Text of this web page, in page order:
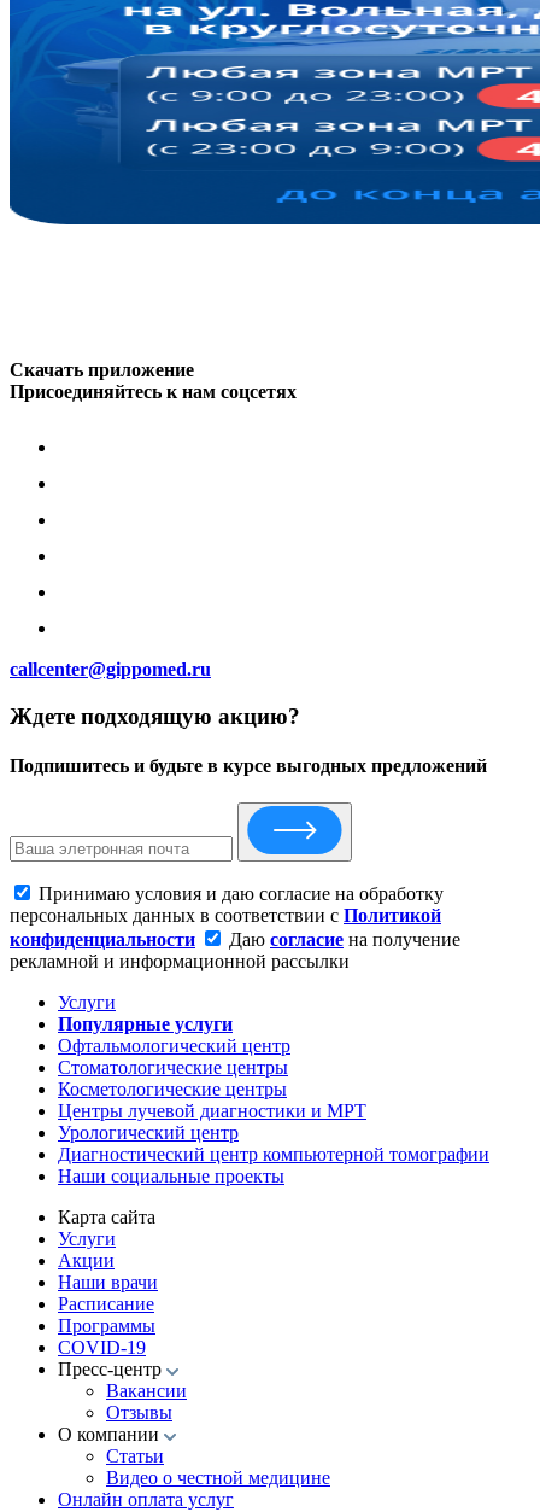
Скачать приложение
Присоединяйтесь к нам соцсетях
callcenter@gippomed.ru
Ждете подходящую акцию?
Подпишитесь и будьте в курсе выгодных предложений
Принимаю условия и даю согласие на обработку
персональных данных в соответствии с Политикой
конфиденциальности
Даю согласие на получение
рекламной и информационной рассылки
Услуги
Популярные услуги
Офтальмологический центр
Стоматологические центры
Косметологические центры
Центры лучевой диагностики и МРТ
Урологический центр
Диагностический центр компьютерной томографии
Наши социальные проекты
Карта сайта
Услуги
Акции
Наши врачи
Расписание
Программы
COVID-19
Пресс-центр
Вакансии
Отзывы
О компании
Статьи
Видео о честной медицине
Онлайн оплата услуг